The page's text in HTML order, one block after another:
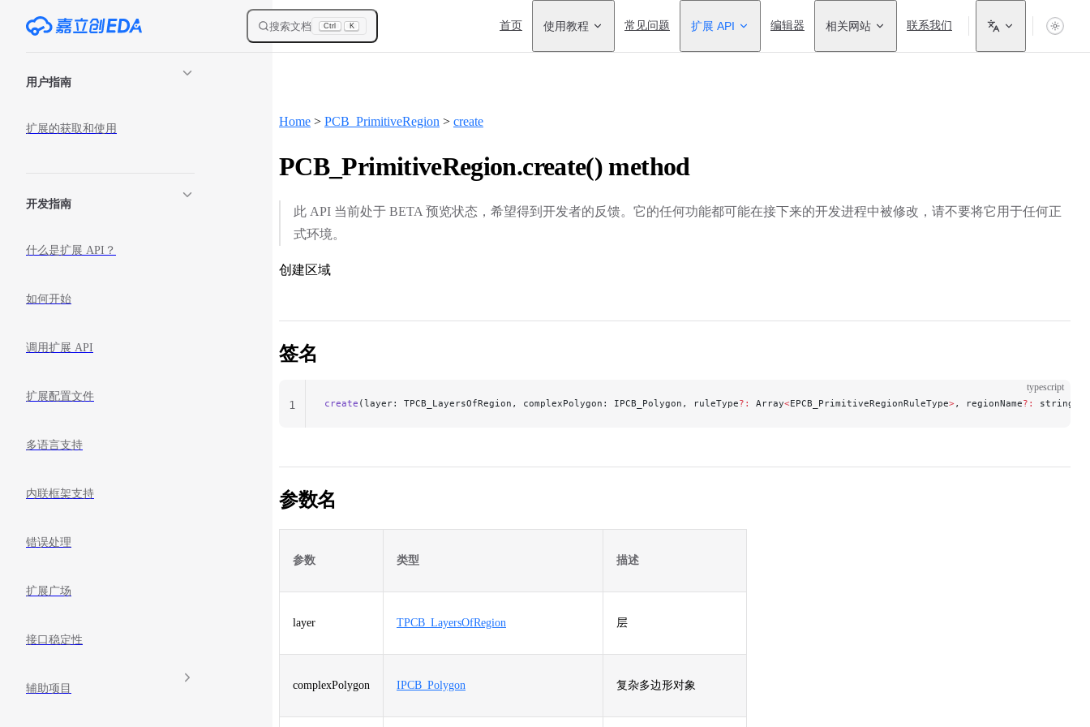
Skip to content 搜索文档 Ctrl K
Main Navigation
首页 使用教程 常见问题 扩展 API 编辑器 相关网站 联系我们
用户指南
扩展的获取和使用
开发指南
什么是扩展 API？
如何开始
调用扩展 API
扩展配置文件
多语言支持
内联框架支持
错误处理
扩展广场
接口稳定性
辅助项目
Home > PCB_PrimitiveRegion > create
PCB_PrimitiveRegion.create() method
此 API 当前处于 BETA 预览状态，希望得到开发者的反馈。它的任何功能都可能在接下来的开发进程中被修改，请不要将它用于任何正
式环境。
创建区域
签名
typescript
create (layer: TPCB_LayersOfRegion, complexPolygon: IPCB_Polygon, ruleType?: Array<EPCB_PrimitiveRegionRuleType>, regionName?: string,
1
参数名
参数 类型 描述
layer TPCB_LayersOfRegion 层
complexPolygon IPCB_Polygon 复杂多边形对象